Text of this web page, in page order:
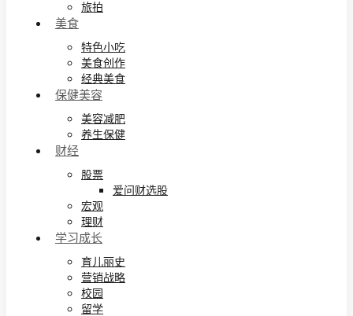
旅拍
美食
特色小吃
美食创作
经典美食
保健美容
美容减肥
养生保健
财经
股票
爱问财选股
宏观
理财
学习成长
育儿丽史
营销战略
校园
留学